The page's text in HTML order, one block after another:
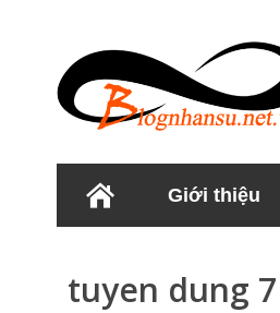
Giới thiệu
tuyen dung 7